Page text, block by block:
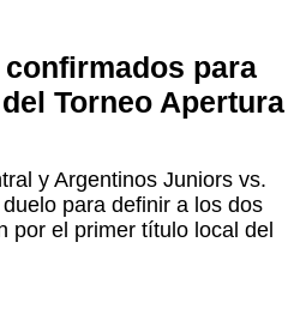
para
Torneo Apertura
y Argentinos Juniors vs.
para definir a los dos
por el primer título local del